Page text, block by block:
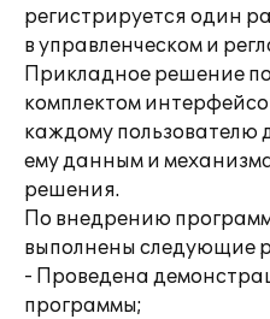
регистрируется один
в управленческом и
Прикладное решение
комплектом
каждому пользователю
ему данным и
решения.
По внедрению
выполнены следующие
- Проведена
программы;